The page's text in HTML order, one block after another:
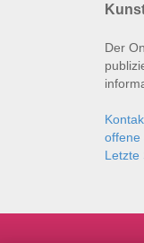
Der
offene
Letzte